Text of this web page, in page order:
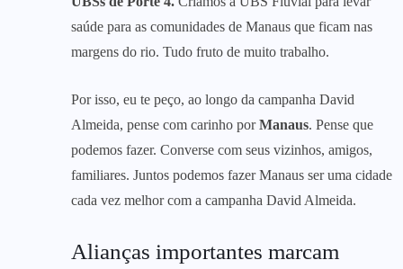
saúde para as comunidades de Manaus que ficam nas
margens do rio. Tudo fruto de muito trabalho.
Por isso, eu te peço, ao longo da campanha David
Almeida, pense com carinho porManaus. Pense que
podemos fazer. Converse com seus vizinhos, amigos,
familiares. Juntos podemos fazer Manaus ser uma cidade
cada vez melhor com a campanha David Almeida.
Alianças importantes marcam